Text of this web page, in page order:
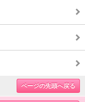
ページの先頭へ戻る